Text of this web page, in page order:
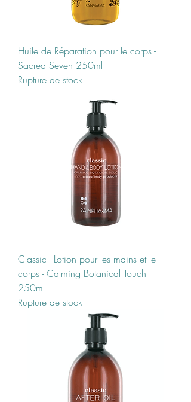
Huile de Réparation pour le corps -
Sacred Seven 250ml
Rupture de stock
Classic - Lotion pour les mains et le
corps - Calming Botanical Touch
250ml
Rupture de stock